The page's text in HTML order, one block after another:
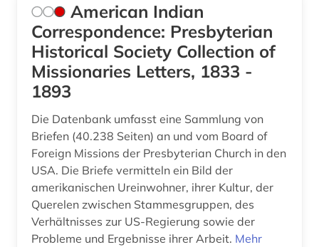
grammatik (1)
griechenland (1)
grönland (2)
gutshof (1)
halle (saale) (1)
hamburg (1)
American Indian
Correspondence: Presbyterian
Historical Society Collection of
Missionaries Letters, 1833 -
1893
Die Datenbank umfasst eine Sammlung von
Briefen (40.238 Seiten) an und vom Board of
Foreign Missions der Presbyterian Church in den
USA. Die Briefe vermitteln ein Bild der
amerikanischen Ureinwohner, ihrer Kultur, der
Querelen zwischen Stammesgruppen, des
Verhältnisses zur US-Regierung sowie der
Probleme und Ergebnisse ihrer Arbeit. Mehr